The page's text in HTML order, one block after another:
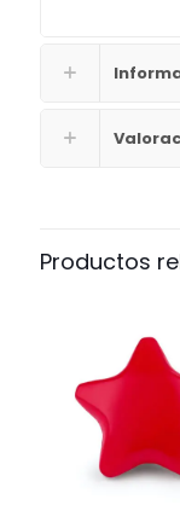
Productos